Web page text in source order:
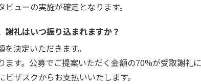
ューの実施が確定となります。
礼はいつ振り込まれますか？
決定いただきます。
す。公募でご提案いただく金額の70%が受取謝礼に
ザスクからお支払いいたします。